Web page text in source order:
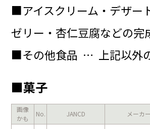
■アイスクリーム・デザ
ゼリー・杏仁豆腐などの
■その他食品 … 上記以外
■菓子
画像
かも
No. JANCD メーカ